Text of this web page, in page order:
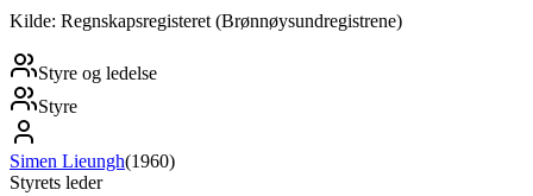
Kilde: Regnskapsregisteret (Brønnøysundregistrene)
Styre og ledelse
Styre
Simen Lieungh(1960)
Styrets leder